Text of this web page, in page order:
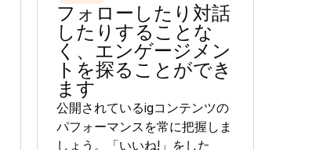
フォローしたり対話
したりすることな
く、エンゲージメン
トを探ることができ
ます
公開されているigコンテンツの
パフォーマンスを常に把握しま
しょう。「いいね!」をした